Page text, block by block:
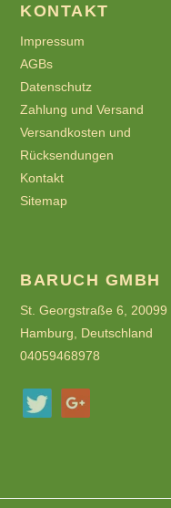
KONTAKT
Impressum
AGBs
Datenschutz
Zahlung und Versand
Versandkosten und
Rücksendungen
Kontakt
Sitemap
BARUCH GMBH
St. Georgstraße 6, 20099
Hamburg, Deutschland
04059468978